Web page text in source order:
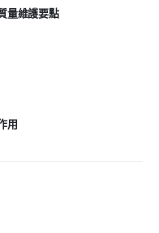
量維護要點
用